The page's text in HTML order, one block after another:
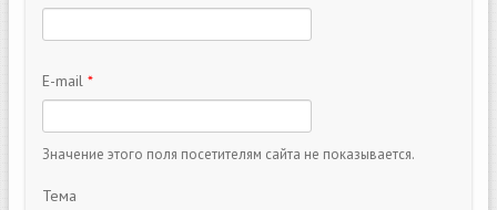
E-mail *
Значение этого поля посетителям сайта не показывается.
Тема